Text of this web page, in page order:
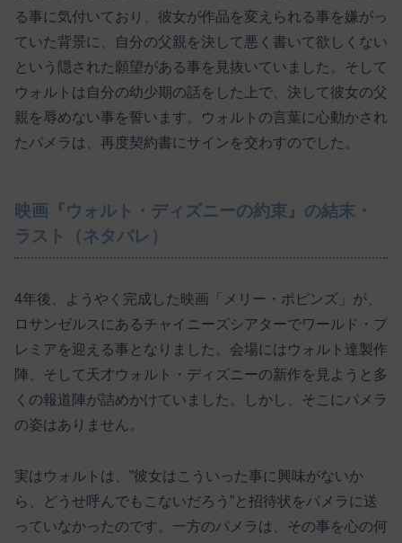
る事に気付いており、彼女が作品を変えられる事を嫌がっ
ていた背景に、自分の父親を決して悪く書いて欲しくない
という隠された願望がある事を見抜いていました。そして
ウォルトは自分の幼少期の話をした上で、決して彼女の父
親を辱めない事を誓います。ウォルトの言葉に心動かされ
たパメラは、再度契約書にサインを交わすのでした。
映画『ウォルト・ディズニーの約束』の結末・
ラスト（ネタバレ）
4年後、ようやく完成した映画「メリー・ポピンズ」が、
ロサンゼルスにあるチャイニーズシアターでワールド・プ
レミアを迎える事となりました。会場にはウォルト達製作
陣、そして天才ウォルト・ディズニーの新作を見ようと多
くの報道陣が詰めかけていました。しかし、そこにパメラ
の姿はありません。
実はウォルトは、”彼女はこういった事に興味がないか
ら、どうせ呼んでもこないだろう”と招待状をパメラに送
っていなかったのです。一方のパメラは、その事を心の何